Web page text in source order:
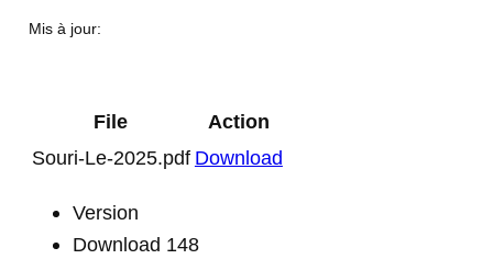
Mis à jour:
File
Action
Souri-Le-2025.pdf Download
Version
Download 148